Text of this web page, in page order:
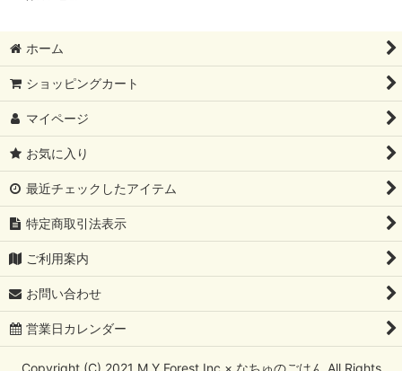
ホーム
ショッピングカート
マイページ
お気に入り
最近チェックしたアイテム
特定商取引法表示
ご利用案内
お問い合わせ
営業日カレンダー